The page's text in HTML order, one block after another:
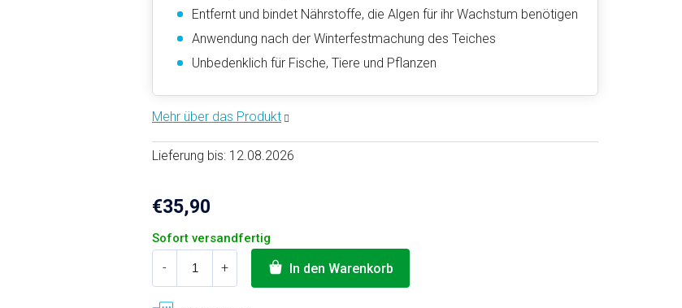
€35,90
Verkaufspreis:
Sofort versandfertig
Lieferung bis: 12.08.2026
In den Warenkorb
Entfernt und bindet Nährstoffe, die Algen für ihr Wachstum benötigen
Anwendung nach der Winterfestmachung des Teiches
Unbedenklich für Fische, Tiere und Pflanzen